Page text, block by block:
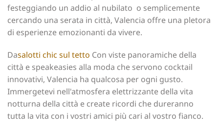
festeggiando un addio al nubilato ‍ o semplicemente
cercando una serata in città‍, Valencia offre una pletora
di esperienze emozionanti da vivere.
Dasalotti chic sul tetto Con viste panoramiche‍ della
città e speakeasies alla moda che servono cocktail
innovativi, Valencia ha qualcosa per ogni‍ gusto.
Immergetevi nell'atmosfera elettrizzante della vita
notturna‍ della città e create ricordi che dureranno
tutta la vita con i vostri amici più cari al vostro fianco.